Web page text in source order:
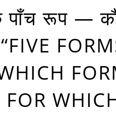
Categories
पाँच रूप —